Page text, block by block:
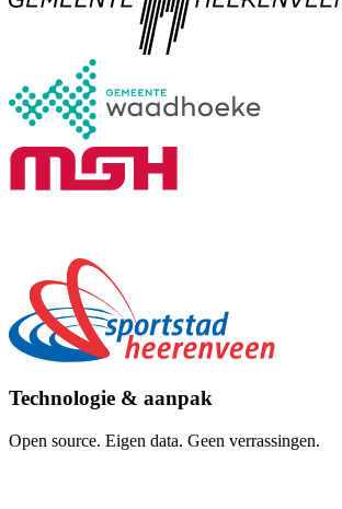
Technologie & aanpak
Open source. Eigen data. Geen verrassingen.